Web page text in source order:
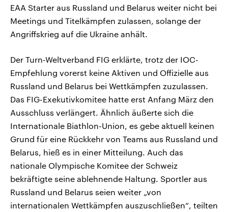
EAA Starter aus Russland und Belarus weiter nicht bei
Meetings und Titelkämpfen zulassen, solange der
Angriffskrieg auf die Ukraine anhält.
Der Turn-Weltverband FIG erklärte, trotz der IOC-
Empfehlung vorerst keine Aktiven und Offizielle aus
Russland und Belarus bei Wettkämpfen zuzulassen.
Das FIG-Exekutivkomitee hatte erst Anfang März den
Ausschluss verlängert. Ähnlich äußerte sich die
Internationale Biathlon-Union, es gebe aktuell keinen
Grund für eine Rückkehr von Teams aus Russland und
Belarus, hieß es in einer Mitteilung. Auch das
nationale Olympische Komitee der Schweiz
bekräftigte seine ablehnende Haltung. Sportler aus
Russland und Belarus seien weiter „von
internationalen Wettkämpfen auszuschließen“, teilten